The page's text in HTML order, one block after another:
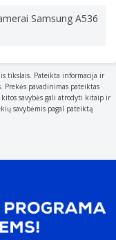
Samsung A536
tikslais. Pateikta informacija ir
pavadinimas pateiktas
savybės gali atrodyti kitaip ir
savybėmis pagal pateiktą